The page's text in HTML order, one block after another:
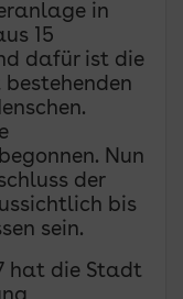
in
15
dafür ist die
Nun
der
bis
sein.
hat die Stadt